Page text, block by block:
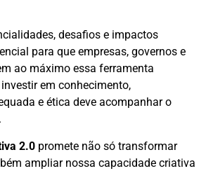
desafios e impactos
para que empresas, governos e
ao máximo essa ferramenta
em conhecimento,
e ética deve acompanhar o
2.0 promete não só transformar
ampliar nossa capacidade criativa